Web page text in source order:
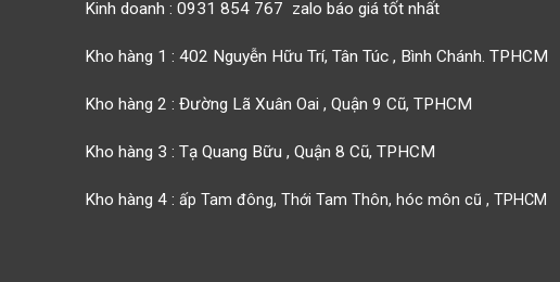
Kinh doanh : 0931 854 767 zalo báo giá tốt nhất
Kho hàng 1 : 402 Nguyễn Hữu Trí, Tân Túc , Bình Chánh. TPHCM
Kho hàng 2 : Đường Lã Xuân Oai , Quận 9 Cũ, TPHCM
Kho hàng 3 : Tạ Quang Bữu , Quận 8 Cũ, TPHCM
Kho hàng 4 : ấp Tam đông, Thới Tam Thôn, hóc môn cũ , TPHCM